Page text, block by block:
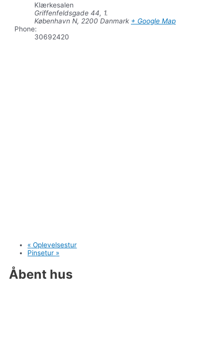
Klærkesalen
Griffenfeldsgade 44, 1.
København N, 2200 Danmark + Google Map
Phone:
30692420
« Oplevelsestur
Pinsetur »
Åbent hus